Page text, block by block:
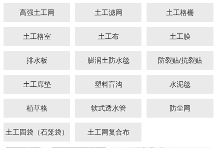
高强土工网 土工滤网 土工格栅
土工格室 土工布 土工膜
排水板 膨润土防水毯 防裂贴/抗裂贴
土工席垫 塑料盲沟 水泥毯
植草格 软式透水管 防尘网
土工固袋（石笼袋） 土工网复合布